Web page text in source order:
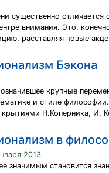
существенно
внимания. Это,
расставляя новые
Бэкона
крупные
и стиле
Н.Коперника, И.
в
2013
значимым становится